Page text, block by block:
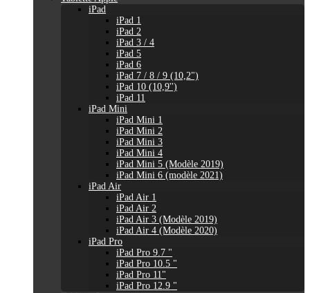
iPad
iPad 1
iPad 2
iPad 3 / 4
iPad 5
iPad 6
iPad 7 / 8 / 9 (10,2")
iPad 10 (10,9'')
iPad 11
iPad Mini
iPad Mini 1
iPad Mini 2
iPad Mini 3
iPad Mini 4
iPad Mini 5 (Modèle 2019)
iPad Mini 6 (modèle 2021)
iPad Air
iPad Air 1
iPad Air 2
iPad Air 3 (Modèle 2019)
iPad Air 4 (Modèle 2020)
iPad Pro
iPad Pro 9.7 "
iPad Pro 10.5 "
iPad Pro 11"
iPad Pro 12.9 "